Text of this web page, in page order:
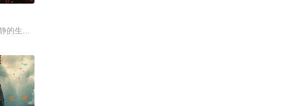
前后有敌人
命、舍子护兵，用生命守护伤员。行踪暴露后，全
我军侦察兵，本应转移的志愿军某连队紧急逆向进入敌占区穿插12小时，与强敌
的生活，彻底改变了他们的命运。他们各自奔赴前线，将家中最珍贵的东西留在身